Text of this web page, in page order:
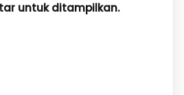
untuk ditampilkan.